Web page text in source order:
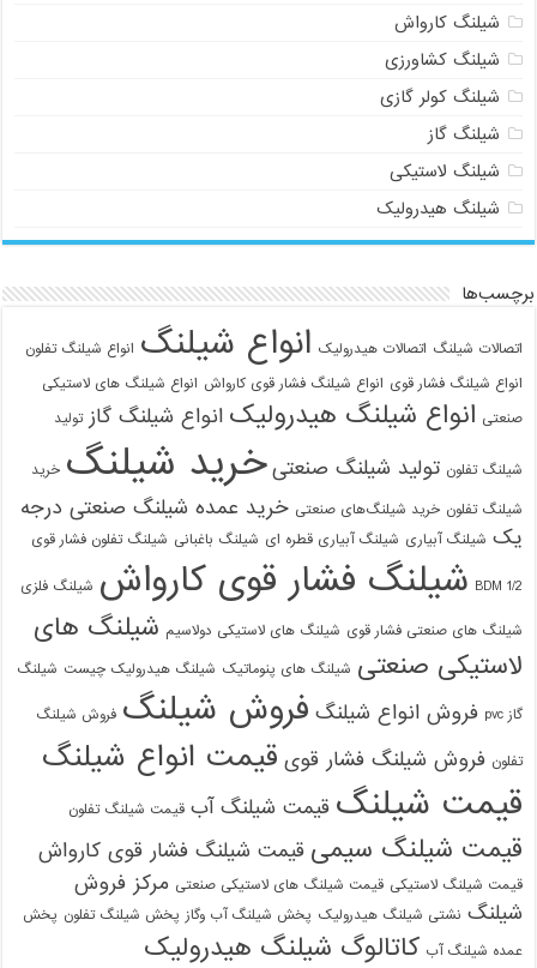
شیلنگ کارواش
شیلنگ کشاورزی
شیلنگ کولر گازی
شیلنگ گاز
شیلنگ لاستیکی
شیلنگ هیدرولیک
برچسب‌ها
اتصالات شیلنگ اتصالات هیدرولیک انواع شیلنگ انواع شیلنگ تفلون
انواع شیلنگ فشار قوی انواع شیلنگ فشار قوی کارواش انواع شیلنگ های لاستیکی
صنعتی انواع شیلنگ هیدرولیک انواع شیلنگ گاز تولید
شیلنگ تفلون تولید شیلنگ صنعتی خرید شیلنگ خرید
شیلنگ تفلون خرید شیلنگ‌های صنعتی خرید عمده شیلنگ صنعتی درجه
یک شیلنگ آبیاری شیلنگ آبیاری قطره ای شیلنگ باغبانی شیلنگ تفلون فشار قوی
1/2 BDM شیلنگ فشار قوی کارواش شیلنگ فلزی
شیلنگ های صنعتی فشار قوی شیلنگ های لاستیکی دولاسیم شیلنگ های
لاستیکی صنعتی شیلنگ های پنوماتیک شیلنگ هیدرولیک چیست شیلنگ
گاز pvc فروش انواع شیلنگ فروش شیلنگ فروش شیلنگ
تفلون فروش شیلنگ فشار قوی قیمت انواع شیلنگ
قیمت شیلنگ قیمت شیلنگ آب قیمت شیلنگ تفلون
قیمت شیلنگ سیمی قیمت شیلنگ فشار قوی کارواش
قیمت شیلنگ لاستیکی قیمت شیلنگ های لاستیکی صنعتی مرکز فروش
شیلنگ نشتی شیلنگ هیدرولیک پخش شیلنگ آب وگاز پخش شیلنگ تفلون پخش
عمده شیلنگ آب کاتالوگ شیلنگ هیدرولیک